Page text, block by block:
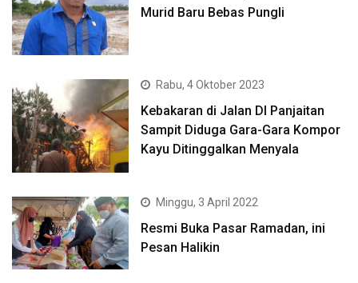
Murid Baru Bebas Pungli
Rabu, 4 Oktober 2023
Kebakaran di Jalan DI Panjaitan
Sampit Diduga Gara-Gara Kompor
Kayu Ditinggalkan Menyala
Minggu, 3 April 2022
Resmi Buka Pasar Ramadan, ini
Pesan Halikin